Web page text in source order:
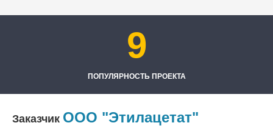
9
ПОПУЛЯРНОСТЬ ПРОЕКТА
Заказчик ООО "Этилацетат"